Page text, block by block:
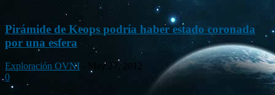
Pirámide de Keops podría haber estado coronada
por una esfera
Exploración OVNI
May 27, 2012
0